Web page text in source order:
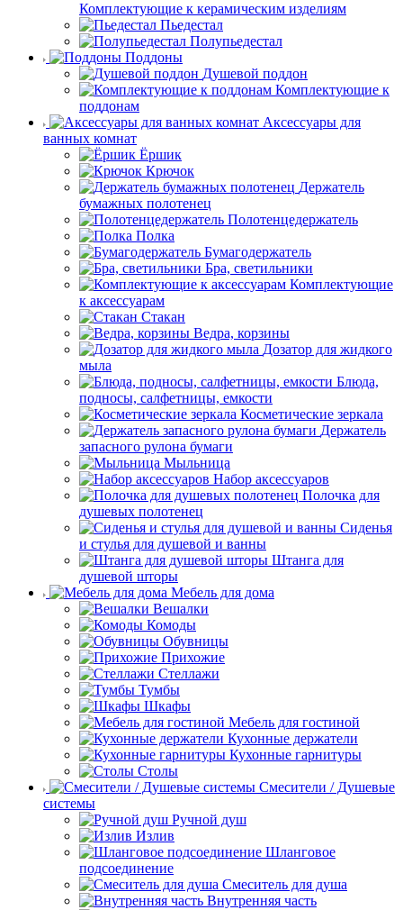
Комплектующие к керамическим изделиям
Пьедестал
Полупьедестал
Поддоны
Душевой поддон
Комплектующие к
поддонам
Аксессуары для
ванных комнат
Ёршик
Крючок
Держатель
бумажных полотенец
Полотенцедержатель
Полка
Бумагодержатель
Бра, светильники
Комплектующие
к аксессуарам
Стакан
Ведра, корзины
Дозатор для жидкого
мыла
Блюда,
подносы, салфетницы, емкости
Косметические зеркала
Держатель
запасного рулона бумаги
Мыльница
Набор аксессуаров
Полочка для
душевых полотенец
Сиденья
и стулья для душевой и ванны
Штанга для
душевой шторы
Мебель для дома
Вешалки
Комоды
Обувницы
Прихожие
Стеллажи
Тумбы
Шкафы
Мебель для гостиной
Кухонные держатели
Кухонные гарнитуры
Столы
Смесители / Душевые
системы
Ручной душ
Излив
Шланговое
подсоединение
Смеситель для душа
Внутренняя часть